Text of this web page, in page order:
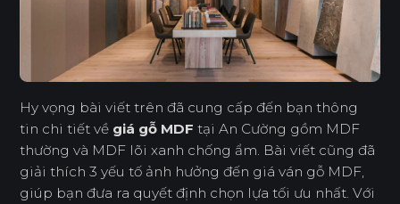
Hy vọng bài viết trên đã cung cấp đến bạn thông
tin chi tiết về giá gỗ MDF tại An Cường gồm MDF
thường và MDF lõi xanh chống ẩm. Bài viết cũng đã
giải thích 3 yếu tố ảnh hưởng đến giá ván gỗ MDF,
giúp bạn đưa ra quyết định chọn lựa tối ưu nhất. Với